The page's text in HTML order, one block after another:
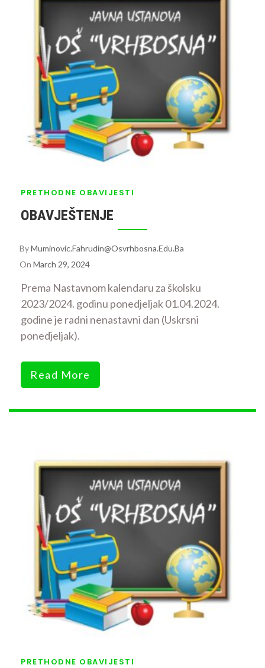
PRETHODNE OBAVIJESTI
OBAVJEŠTENJE
ByMuminovic.fahrudin@osvrhbosna.edu.ba
On March 29, 2024
Prema Nastavnom kalendaru za školsku
2023/2024. godinu ponedjeljak 01.04.2024.
godine je radni nenastavni dan (Uskrsni
ponedjeljak).
Read More
PRETHODNE OBAVIJESTI